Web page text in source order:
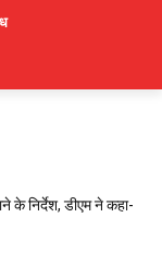
के निर्देश, डीएम ने कहा-